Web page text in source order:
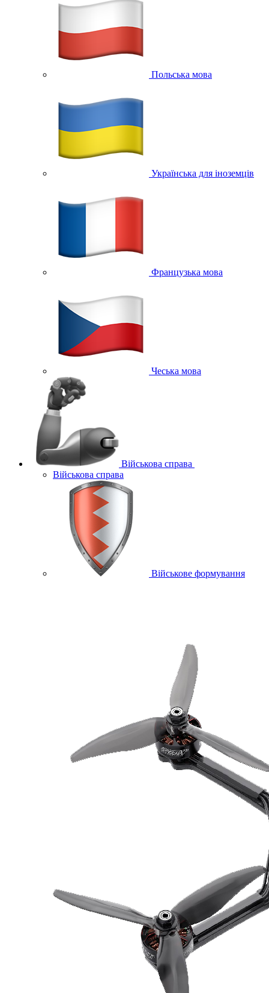
Польська мова
Українська для іноземців
Французька мова
Чеська мова
Військова справа
Військова справа
Військове формування